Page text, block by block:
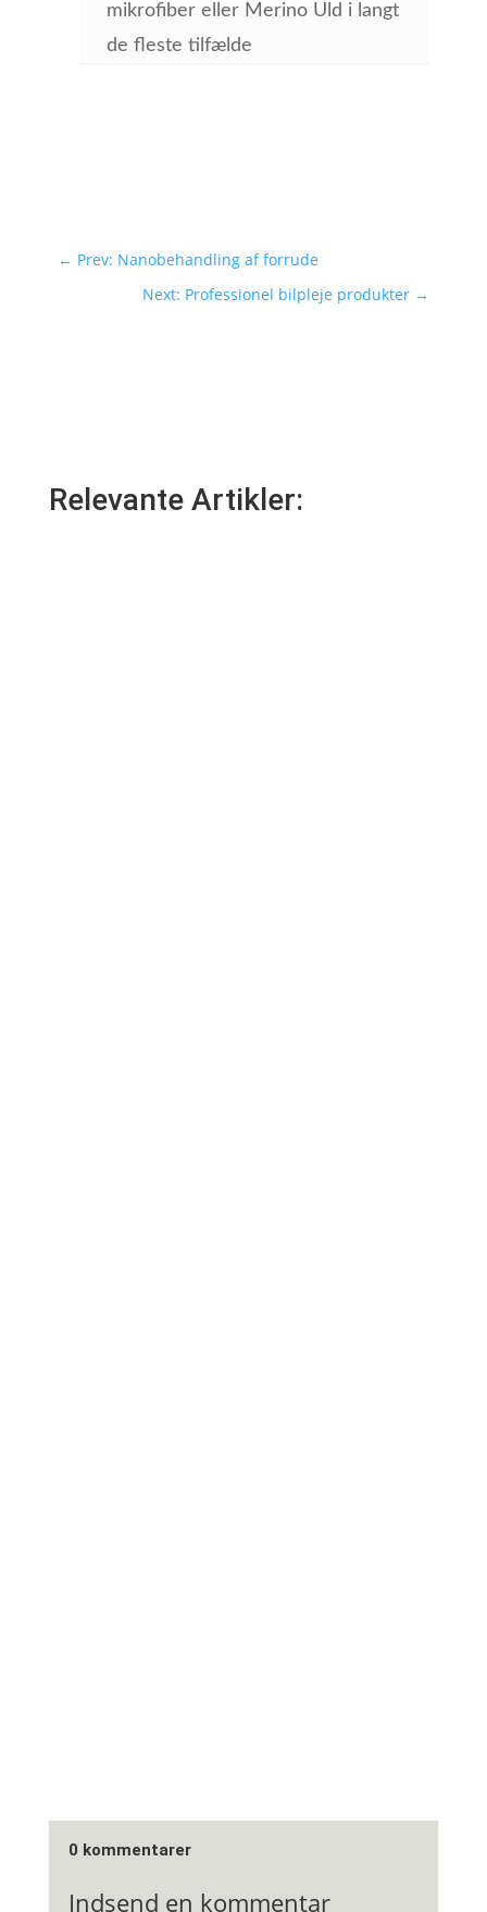
mikrofiber eller Merino Uld i langt
de fleste tilfælde
← Prev: Nanobehandling af forrude
Next: Professionel bilpleje produkter →
Relevante Artikler:
0 kommentarer
Indsend en kommentar